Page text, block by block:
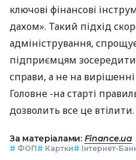
ключові фінансові
дахом». Такий підхід
адміністрування,
підприємцям
справи, а не на
Головне -на старті
дозволить все це втілити.
За матеріалами: Finance.ua
# ФОП# Картки# Інтернет-